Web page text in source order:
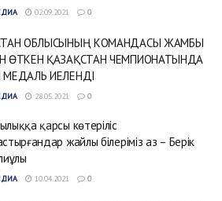
02.09.2021 0
ОБЛЫСЫНЫҢ КОМАНДАСЫ ЖАМБЫ
ӨТКЕН ҚАЗАҚСТАН ЧЕМПИОНАТЫНДА
ИЕЛЕНДІ
28.05.2021 0
қарсы көтеріліс
жайлы білеріміз аз – Берік
10.04.2021 0